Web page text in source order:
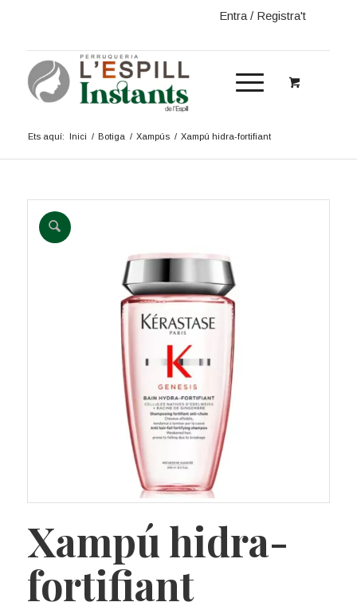
Entra / Registra't
Ets aquí: Inici / Botiga / Xampús / Xampú hidra-fortifiant
Xampú hidra-
fortifiant